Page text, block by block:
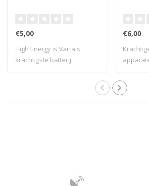
€5,00
High Energy is Varta's
krachtigste batterij,
€6,00